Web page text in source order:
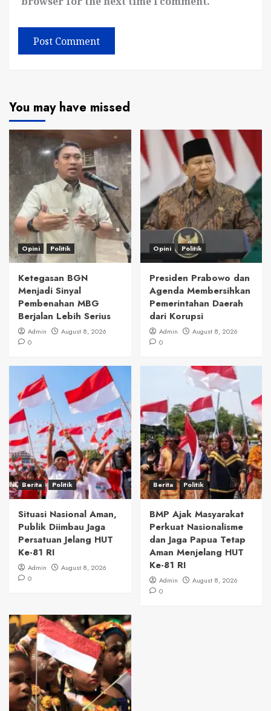
You may have missed
Opini Politik
Ketegasan BGN
Menjadi Sinyal
Pembenahan MBG
Berjalan Lebih Serius
Admin
August 8, 2026
0
Opini Politik
Presiden Prabowo dan
Agenda Membersihkan
Pemerintahan Daerah
dari Korupsi
Admin
August 8, 2026
0
Berita Politik
Situasi Nasional Aman,
Publik Diimbau Jaga
Persatuan Jelang HUT
Ke-81 RI
Admin
August 8, 2026
0
Berita Politik
BMP Ajak Masyarakat
Perkuat Nasionalisme
dan Jaga Papua Tetap
Aman Menjelang HUT
Ke-81 RI
Admin
August 8, 2026
0